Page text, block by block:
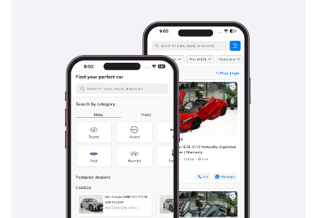
فاخرة مثل عجلات
معلومات وترفيه
بشاشة تعمل
باللمس، وزر تشغيل،
وأنظمة أمان متطورة،